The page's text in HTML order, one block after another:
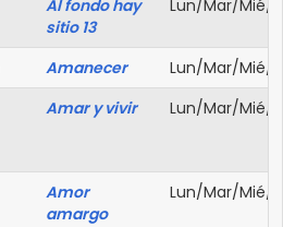
Al fondo hay
sitio 13
Lun/Mar/Mié/
Amanecer
Lun/Mar/Mié/
Amar y vivir Lun/Mar/Mié/
Amor
amargo
Lun/Mar/Mié/